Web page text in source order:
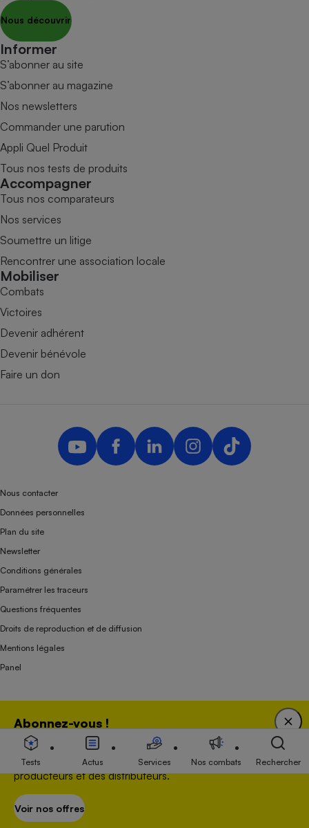
Abonnez-vous !
Bénéficiez d'une expertise unique tout en soutenant
une association 100 % indépendante de l'Etat, des
producteurs et des distributeurs.
Voir nos offres
Nous découvrir
Informer
S’abonner au site
S’abonner au magazine
Nos newsletters
Commander une parution
Appli Quel Produit
Tous nos tests de produits
Accompagner
Tous nos comparateurs
Nos services
Soumettre un litige
Rencontrer une association locale
Mobiliser
Combats
Victoires
Devenir adhérent
Devenir bénévole
Faire un don
Nous contacter
Données personnelles
Plan du site
Newsletter
Conditions générales
Paramétrer les traceurs
Questions fréquentes
Droits de reproduction et de diffusion
Mentions légales
Panel
Association indépendante de l’État, des syndicats, des producteurs et des
distributeurs depuis 1951.
Tests Actus Services Nos combats Rechercher